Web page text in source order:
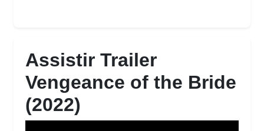
Assistir Trailer
Vengeance of the Bride
(2022)